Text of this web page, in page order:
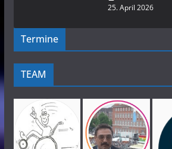
25. April 2026
Termine
TEAM